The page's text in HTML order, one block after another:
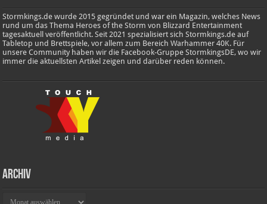
Stormkings.de wurde 2015 gegründet und war ein Magazin, welches News
rund um das Thema Heroes of the Storm von Blizzard Entertainment
tagesaktuell veröffentlicht. Seit 2021 spezialisiert sich Stormkings.de auf
Tabletop und Brettspiele, vor allem zum Bereich Warhammer 40K. Für
unsere Community haben wir die Facebook-Gruppe StormkingsDE, wo wir
immer die aktuellsten Artikel zeigen und darüber reden können.
Archiv